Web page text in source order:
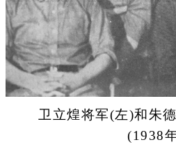
卫立煌将军(左)和朱德
(1938